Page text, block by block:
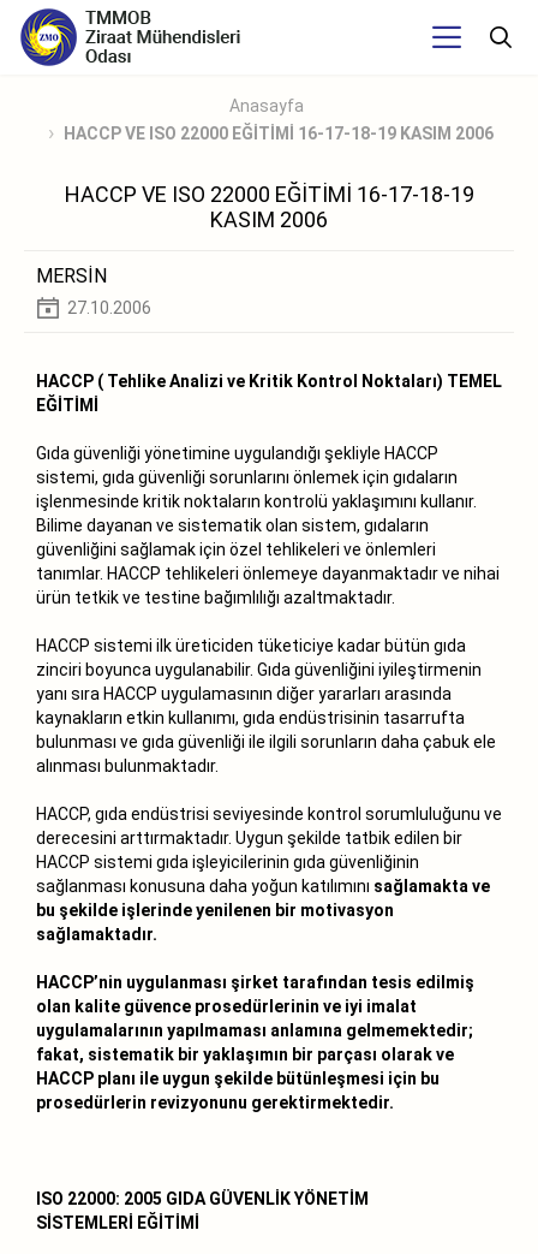
Anasayfa
HACCP VE ISO 22000 EĞİTİMİ 16-17-18-19 KASIM 2006
HACCP VE ISO 22000 EĞİTİMİ 16-17-18-19
KASIM 2006
MERSİN
27.10.2006
HACCP ( Tehlike Analizi ve Kritik Kontrol Noktaları) TEMEL
EĞİTİMİ
Gıda güvenliği yönetimine uygulandığı şekliyle HACCP
sistemi, gıda güvenliği sorunlarını önlemek için gıdaların
işlenmesinde kritik noktaların kontrolü yaklaşımını kullanır.
Bilime dayanan ve sistematik olan sistem, gıdaların
güvenliğini sağlamak için özel tehlikeleri ve önlemleri
tanımlar. HACCP tehlikeleri önlemeye dayanmaktadır ve nihai
ürün tetkik ve testine bağımlılığı azaltmaktadır.
HACCP sistemi ilk üreticiden tüketiciye kadar bütün gıda
zinciri boyunca uygulanabilir. Gıda güvenliğini iyileştirmenin
yanı sıra HACCP uygulamasının diğer yararları arasında
kaynakların etkin kullanımı, gıda endüstrisinin tasarrufta
bulunması ve gıda güvenliği ile ilgili sorunların daha çabuk ele
alınması bulunmaktadır.
HACCP, gıda endüstrisi seviyesinde kontrol sorumluluğunu ve
derecesini arttırmaktadır. Uygun şekilde tatbik edilen bir
HACCP sistemi gıda işleyicilerinin gıda güvenliğinin
sağlanması konusuna daha yoğun katılımını sağlamakta ve
bu şekilde işlerinde yenilenen bir motivasyon
sağlamaktadır.
HACCP’nin uygulanması şirket tarafından tesis edilmiş
olan kalite güvence prosedürlerinin ve iyi imalat
uygulamalarının yapılmaması anlamına gelmemektedir;
fakat, sistematik bir yaklaşımın bir parçası olarak ve
HACCP planı ile uygun şekilde bütünleşmesi için bu
prosedürlerin revizyonunu gerektirmektedir.
ISO 22000: 2005 GIDA GÜVENLİK YÖNETİM
SİSTEMLERİ EĞİTİMİ